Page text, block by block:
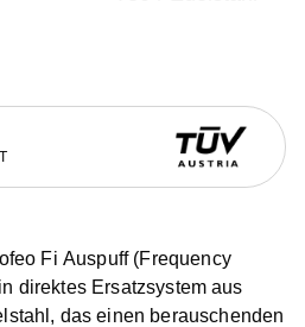
Fi Auspuff (Frequency
direktes Ersatzsystem aus
das einen berauschenden